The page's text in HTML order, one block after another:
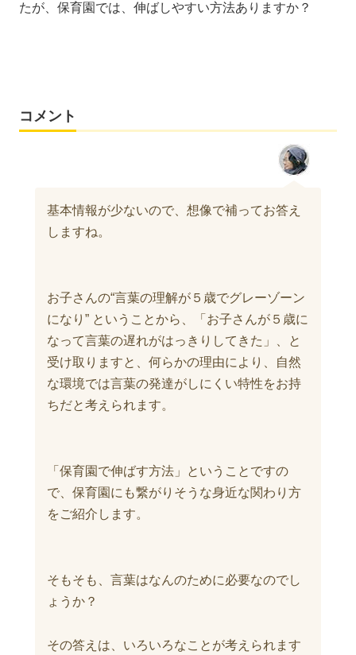
たが、保育園では、伸ばしやすい方法ありますか？
コメント
基本情報が少ないので、想像で補ってお答え
しますね。
お子さんの“言葉の理解が５歳でグレーゾーン
になり” ということから、「お子さんが５歳に
なって言葉の遅れがはっきりしてきた」、と
受け取りますと、何らかの理由により、自然
な環境では言葉の発達がしにくい特性をお持
ちだと考えられます。
「保育園で伸ばす方法」ということですの
で、保育園にも繋がりそうな身近な関わり方
をご紹介します。
そもそも、言葉はなんのために必要なのでし
ょうか？
その答えは、いろいろなことが考えられます